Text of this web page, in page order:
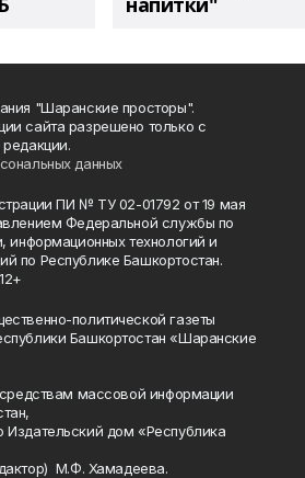
"Шаранские просторы".
сайта разрешено только с
данных
ПИ № ТУ 02-01792 от 19 мая
Федеральной службы по
информационных технологий и
по Республике Башкортостан.
политической газеты
Башкортостан «Шаранские
средствам массовой информации
Издательский дом «Республика
М.Ф. Хамадеева.